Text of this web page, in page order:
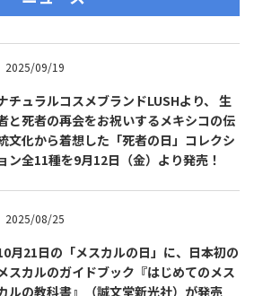
2025/09/19
チュラルコスメブランドLUSHより、 生
と死者の再会をお祝いするメキシコの伝
文化から着想した「死者の日」コレクシ
ン全11種を9月12日（金）より発売！
2025/08/25
月21日の「メスカルの日」に、日本初の
スカルのガイドブック『はじめてのメス
ルの教科書』（誠文堂新光社）が発売